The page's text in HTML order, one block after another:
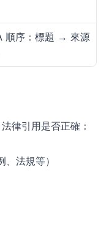
順序：標題 → 來源
律引用是否正確：
法規等）